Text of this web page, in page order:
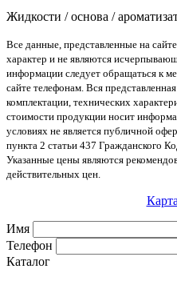
Жидкости / основа /
Все данные, представленные на
характер и не являются
информации следует обращаться к
сайте телефонам. Вся
комплектации, технических
стоимости продукции носит
условиях не является публичной
пункта 2 статьи 437 Гражданского
Указанные цены являются
действительных цен.
Имя
Телефон
Каталог